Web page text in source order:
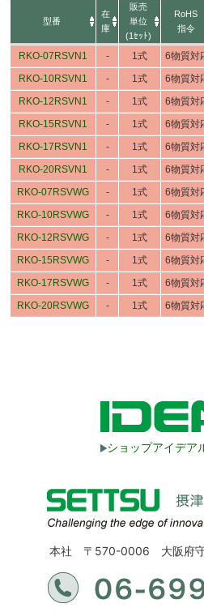
型番
在
庫
販売
単位
(1ｾｯﾄ)
RoHS
指令
RKO-07RSVN1 - 1式 6物質対
RKO-10RSVN1
- 1式 6物質対
RKO-12RSVN1
- 1式 6物質対
RKO-15RSVN1
- 1式 6物質対
RKO-17RSVN1
- 1式 6物質対
RKO-20RSVN1
- 1式 6物質対
RKO-07RSVWG
- 1式 6物質対
RKO-10RSVWG
- 1式 6物質対
RKO-12RSVWG
- 1式 6物質対
RKO-15RSVWG
- 1式 6物質対
RKO-17RSVWG
- 1式 6物質対
RKO-20RSVWG
- 1式 6物質対
ショップアイデア
本社 〒570-0006 大阪府守